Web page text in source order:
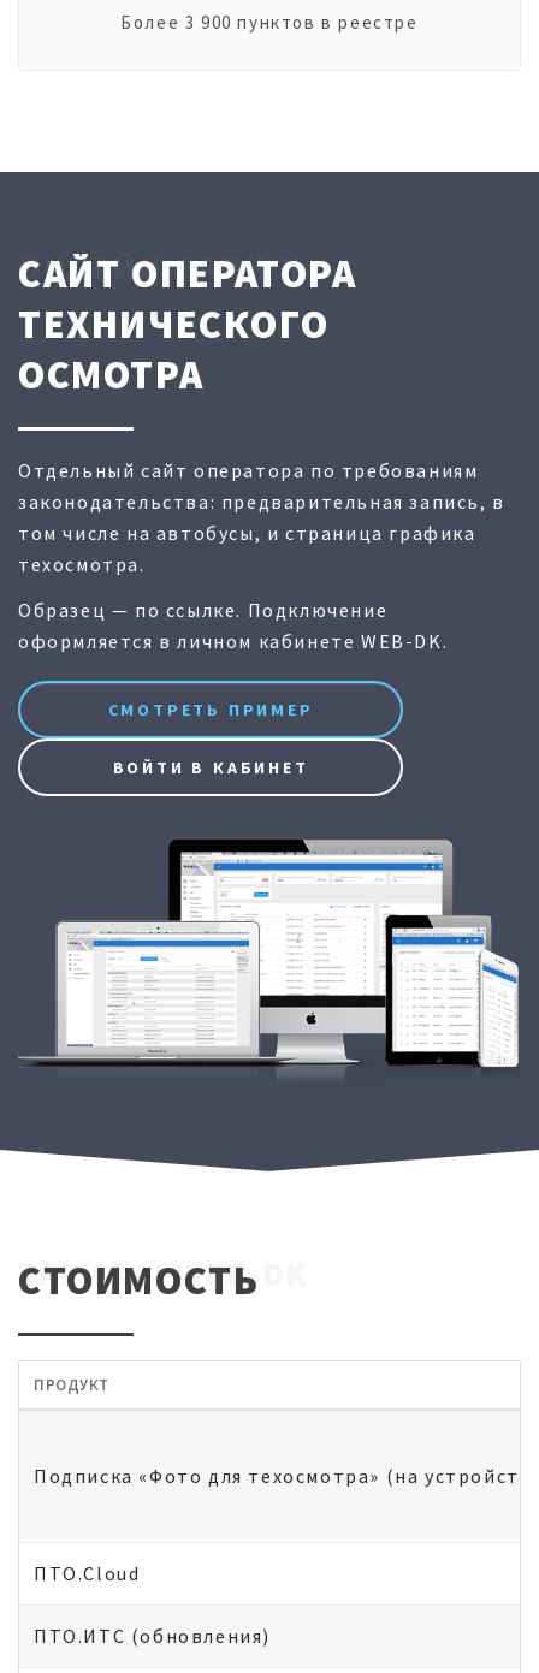
Более 3 900 пунктов в реестре
САЙТ ОПЕРАТОРА
ТЕХНИЧЕСКОГО
ОСМОТРА
ОНЛАЙН-ЗАПИСЬ
Отдельный сайт оператора по требованиям
законодательства: предварительная запись, в
том числе на автобусы, и страница графика
техосмотра.
Образец — по ссылке. Подключение
оформляется в личном кабинете WEB-DK.
СМОТРЕТЬ ПРИМЕР
ВОЙТИ В КАБИНЕТ
СТОИМОСТЬ
ТАРИФЫ WEB-DK
ПРОДУКТ
Подписка «Фото для техосмотра» (на
ПТО.Cloud
ПТО.ИТС (обновления)